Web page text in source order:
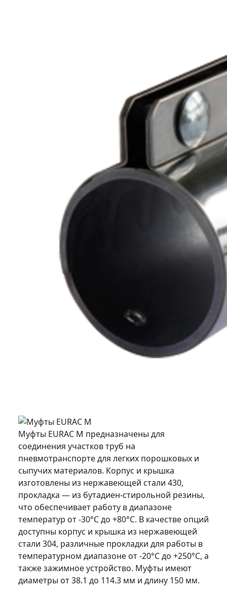
Муфты EURAC M предназначены для
соединения участков труб на
пневмотранспорте для легких порошковых и
сыпучих материалов. Корпус и крышка
изготовлены из нержавеющей стали 430,
прокладка — из бутадиен-стирольной резины,
что обеспечивает работу в диапазоне
температур от -30°C до +80°C. В качестве опций
доступны корпус и крышка из нержавеющей
стали 304, различные прокладки для работы в
температурном диапазоне от -20°C до +250°C, а
также зажимное устройство. Муфты имеют
диаметры от 38.1 до 114.3 мм и длину 150 мм.